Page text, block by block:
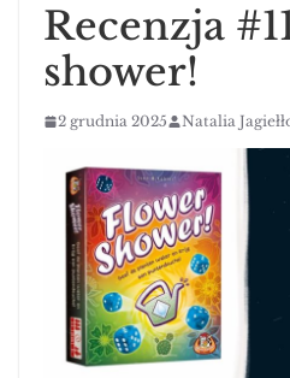
Recenzja
shower!
2 grudnia 2025 Natalia